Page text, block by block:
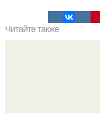
Читайте также